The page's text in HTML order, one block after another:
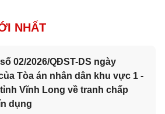
NHẤT
02/2026/QĐST-DS ngày
Tòa án nhân dân khu vực 1 -
Vĩnh Long về tranh chấp
dụng